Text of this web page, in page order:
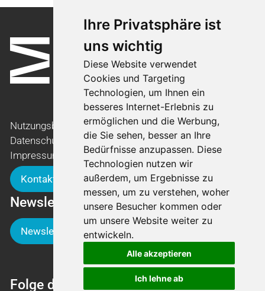
Ihre Privatsphäre ist
uns wichtig
Diese Website verwendet
Cookies und Targeting
Technologien, um Ihnen ein
besseres Internet-Erlebnis zu
ermöglichen und die Werbung,
die Sie sehen, besser an Ihre
Bedürfnisse anzupassen. Diese
Technologien nutzen wir
außerdem, um Ergebnisse zu
messen, um zu verstehen, woher
unsere Besucher kommen oder
um unsere Website weiter zu
entwickeln.
Alle akzeptieren
Ich lehne ab
Nutzungsbedingungen
Datenschutzerklärung
Impressum
Kontakt
Newsletter
Newsletter-Anmeldung
Folge der Luga